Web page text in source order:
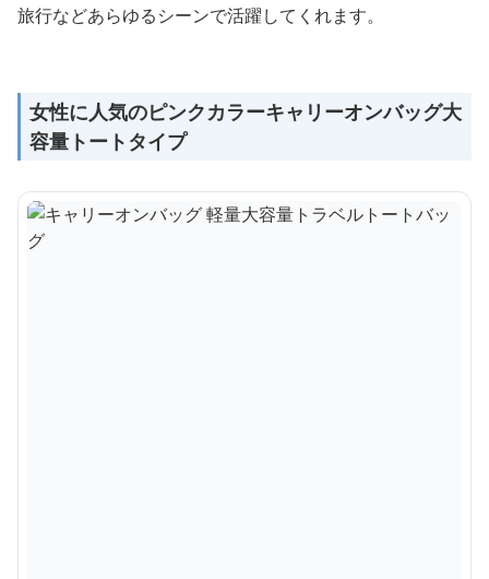
旅行などあらゆるシーンで活躍してくれます。
女性に人気のピンクカラーキャリーオンバッグ大
容量トートタイプ